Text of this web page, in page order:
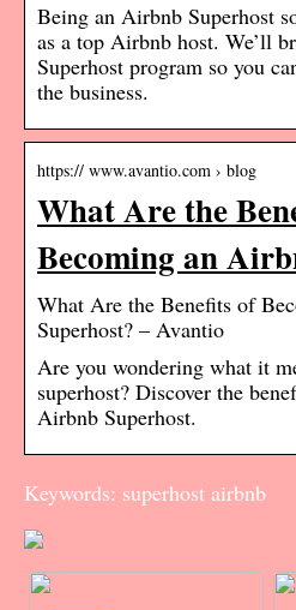
Being an Airbnb Superhost
as a top Airbnb host. We’ll
Superhost program so you
the business.
https:// www.avantio.com › blog
What Are the
Becoming an
What Are the Benefits of
Superhost? – Avantio
Are you wondering what it
superhost? Discover the
Airbnb Superhost.
Keywords: superhost airbnb